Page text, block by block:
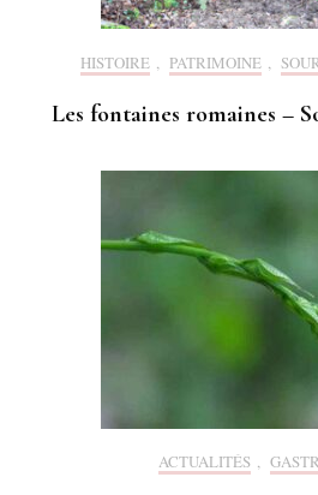
HISTOIRE PATRIMOINE
Les fontaines romaines –
ACTUALITÉS